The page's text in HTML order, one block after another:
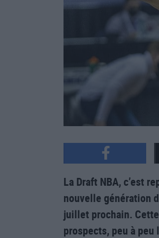
La Draft NBA, c’est
nouvelle génération
juillet prochain.
prospects, peu à